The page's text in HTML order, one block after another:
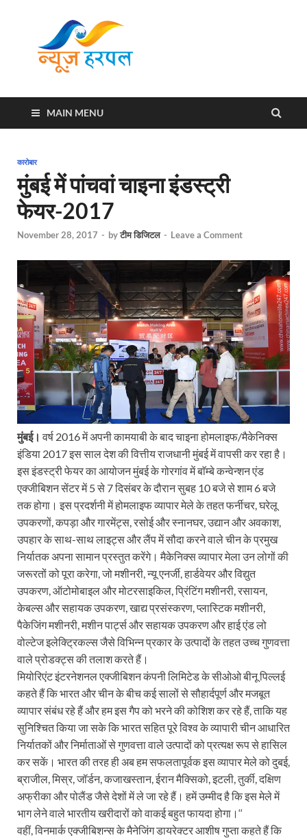
MAIN MENU
कारोबार
मुंबई में पांचवां चाइना इंडस्ट्री
फेयर-2017
November 28, 2017 - byटीम डिजिटल - Leave a Comment
मुंबई। वर्ष 2016 में अपनी कामयाबी के बाद चाइना होमलाइफ/मैकेनिक्स
इंडिया 2017 इस साल देश की वित्तीय राजधानी मुंबई में वापसी कर रहा है।
इस इंडस्ट्री फेयर का आयोजन मुंबई के गोरगांव में बाॅम्बे कन्वेन्शन एंड
एक्जीबिशन सेंटर में 5 से 7 दिसंबर के दौरान सुबह 10 बजे से शाम 6 बजे
तक होगा। इस प्रदर्शनी में होमलाइफ व्यापार मेले के तहत फर्नीचर, घरेलू
उपकरणों, कपड़ा और गारमेंट्स, रसोई और स्नानघर, उद्यान और अवकाश,
उपहार के साथ-साथ लाइट्स और लैंप में सौदा करने वाले चीन के प्रमुख
निर्यातक अपना सामान प्रस्तुत करेंगे। मैकेनिक्स व्यापार मेला उन लोगों की
जरूरतों को पूरा करेगा, जो मशीनरी, न्यू एनर्जी, हार्डवेयर और विद्युत
उपकरण, ऑटोमोबाइल और मोटरसाइकिल, प्रिंटिंग मशीनरी, रसायन,
केबल्स और सहायक उपकरण, खाद्य प्रसंस्करण, प्लास्टिक मशीनरी,
पैकेजिंग मशीनरी, मशीन पार्ट्स और सहायक उपकरण और हाई एंड लो
वोल्टेज इलेक्ट्रिकल्स जैसे विभिन्न प्रकार के उत्पादों के तहत उच्च गुणवत्ता
वाले प्रोडक्ट्स की तलाश करते हैं।
मियोरिएंट इंटरनेशनल एक्जीबिशन कंपनी लिमिटेड के सीओओ बीनू पिल्लई
कहते हैं कि भारत और चीन के बीच कई सालों से सौहार्दपूर्ण और मजबूत
व्यापार संबंध रहे हैं और हम इस गैप को भरने की कोशिश कर रहे हैं, ताकि यह
सुनिश्चित किया जा सके कि भारत सहित पूरे विश्व के व्यापारी चीन आधारित
निर्यातकों और निर्माताओं से गुणवत्ता वाले उत्पादों को प्रत्यक्ष रूप से हासिल
कर सकें। भारत की तरह ही अब हम सफलतापूर्वक इस व्यापार मेले को दुबई,
ब्राजील, मिस्र, जॉर्डन, कजाखस्तान, ईरान मैक्सिको, इटली, तुर्की, दक्षिण
अफ्रीका और पोलैंड जैसे देशों में ले जा रहे हैं। हमें उम्मीद है कि इस मेले में
भाग लेने वाले भारतीय खरीदारों को वाकई बहुत फायदा होगा।‘‘
वहीं, विनमार्क एक्जीबिशन्स के मैनेजिंग डायरेक्टर आशीष गुप्ता कहते हैं कि